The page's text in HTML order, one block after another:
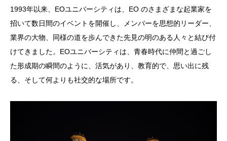
1993年以来、EOユニバーシティは、EO のさまざまな起業家を
招いて数日間のイベントを開催し、メンバーを思想的リーダー、
業界の大物、同様の道を歩んできた先見の明のある人々と結び付
けてきました。EOユニバーシティは、青春時代に仲間と過ごし
た形成期の瞬間のように、活気があり、教育的で、思い出に残
る、そして何よりも社交的な場所です。